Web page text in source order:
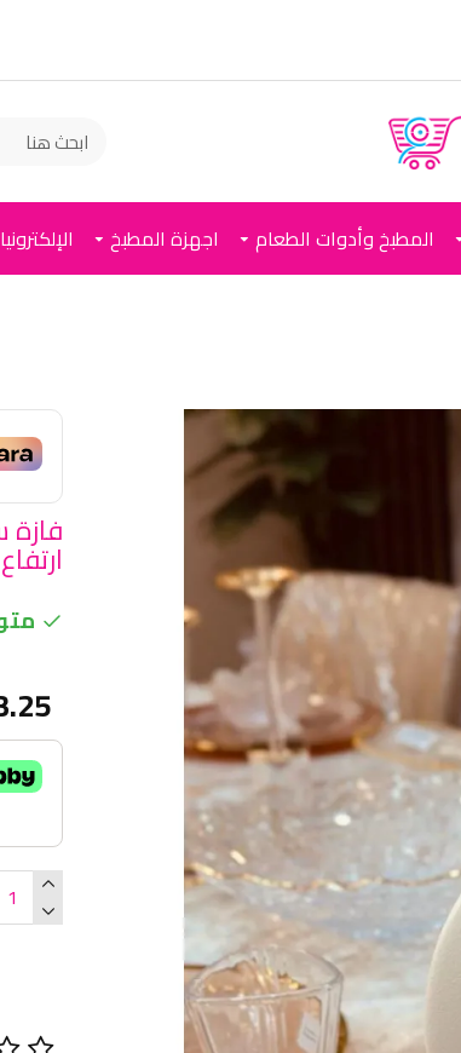
المطبخ وأدوات الطعام اجهزة المطبخ
ارتفاع 25 سم